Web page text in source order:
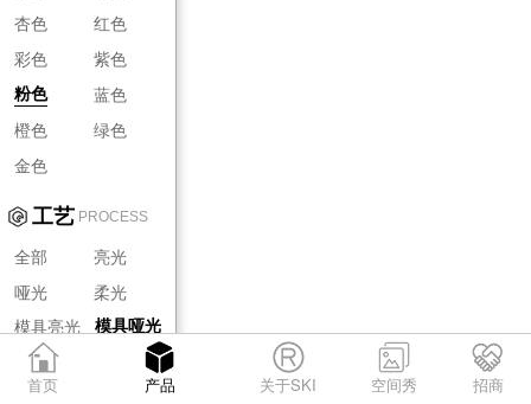
杏色
红色
彩色
紫色
粉色
蓝色
橙色
绿色
金色
工艺 PROCESS
全部
亮光
哑光
柔光
模具亮光
模具哑光
模具柔光
首页 产品 关于SKI 空间秀 招商